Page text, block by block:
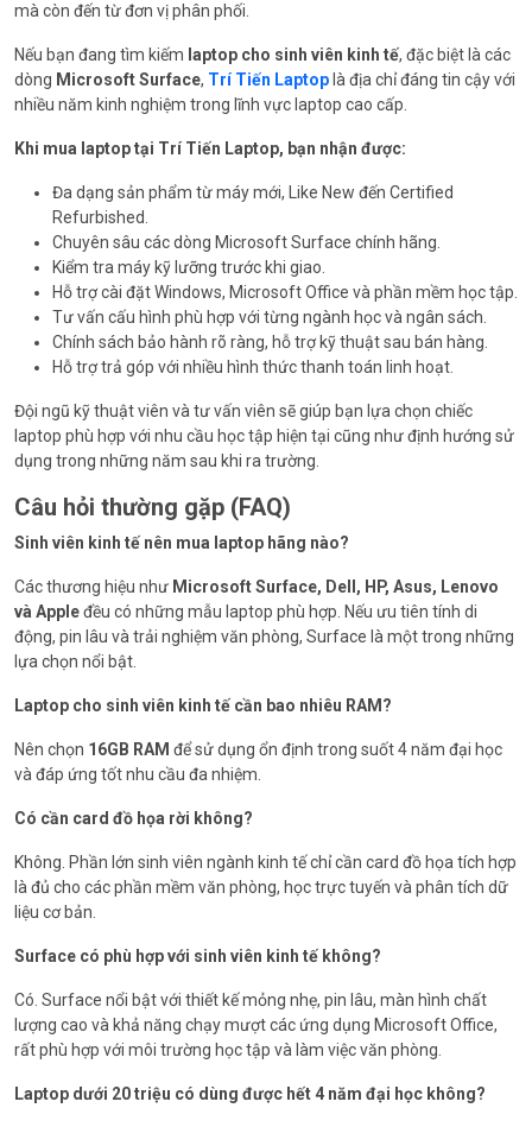
mà còn đến từ đơn vị phân phối.
Nếu bạn đang tìm kiếm laptop cho sinh viên kinh tế, đặc biệt là các
dòng Microsoft Surface, Trí Tiến Laptop là địa chỉ đáng tin cậy với
nhiều năm kinh nghiệm trong lĩnh vực laptop cao cấp.
Khi mua laptop tại Trí Tiến Laptop, bạn nhận được:
Đa dạng sản phẩm từ máy mới, Like New đến Certified
Refurbished.
Chuyên sâu các dòng Microsoft Surface chính hãng.
Kiểm tra máy kỹ lưỡng trước khi giao.
Hỗ trợ cài đặt Windows, Microsoft Office và phần mềm học tập.
Tư vấn cấu hình phù hợp với từng ngành học và ngân sách.
Chính sách bảo hành rõ ràng, hỗ trợ kỹ thuật sau bán hàng.
Hỗ trợ trả góp với nhiều hình thức thanh toán linh hoạt.
Đội ngũ kỹ thuật viên và tư vấn viên sẽ giúp bạn lựa chọn chiếc
laptop phù hợp với nhu cầu học tập hiện tại cũng như định hướng sử
dụng trong những năm sau khi ra trường.
Câu hỏi thường gặp (FAQ)
Sinh viên kinh tế nên mua laptop hãng nào?
Các thương hiệu như Microsoft Surface, Dell, HP, Asus, Lenovo
và Appleđều có những mẫu laptop phù hợp. Nếu ưu tiên tính di
động, pin lâu và trải nghiệm văn phòng, Surface là một trong những
lựa chọn nổi bật.
Laptop cho sinh viên kinh tế cần bao nhiêu RAM?
Nên chọn 16GB RAM để sử dụng ổn định trong suốt 4 năm đại học
và đáp ứng tốt nhu cầu đa nhiệm.
Có cần card đồ họa rời không?
Không. Phần lớn sinh viên ngành kinh tế chỉ cần card đồ họa tích hợp
là đủ cho các phần mềm văn phòng, học trực tuyến và phân tích dữ
liệu cơ bản.
Surface có phù hợp với sinh viên kinh tế không?
Có. Surface nổi bật với thiết kế mỏng nhẹ, pin lâu, màn hình chất
lượng cao và khả năng chạy mượt các ứng dụng Microsoft Office,
rất phù hợp với môi trường học tập và làm việc văn phòng.
Laptop dưới 20 triệu có dùng được hết 4 năm đại học không?